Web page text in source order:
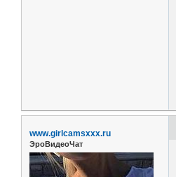
www.girlcamsxxx.ru
ЭроВидеоЧат